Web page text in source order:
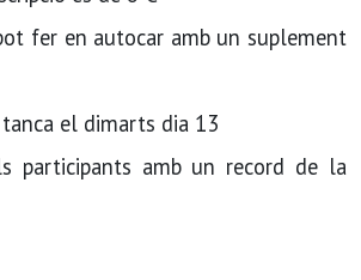
fer en autocar amb un suplement
el dimarts dia 13
participants amb un record de la